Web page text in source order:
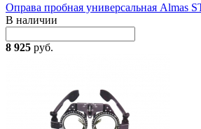
Оправа пробная универсальная Almas
В наличии
8 925 руб.